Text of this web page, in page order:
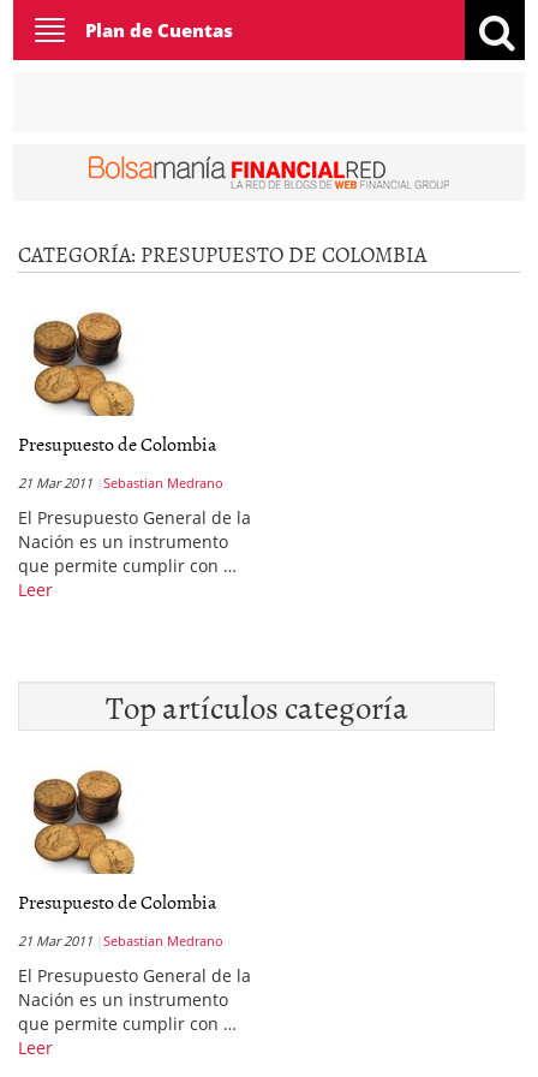
Toggle
navigation
Plan de Cuentas
CATEGORÍA: PRESUPUESTO DE COLOMBIA
Presupuesto de Colombia
21 Mar 2011 Sebastian Medrano
El Presupuesto General de la
Nación es un instrumento
que permite cumplir con …
Leer
Top artículos categoría
Presupuesto de Colombia
21 Mar 2011 Sebastian Medrano
El Presupuesto General de la
Nación es un instrumento
que permite cumplir con …
Leer